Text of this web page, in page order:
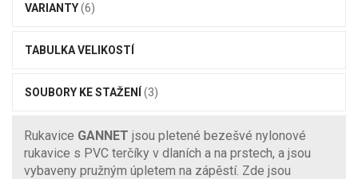
VARIANTY(6)
TABULKA VELIKOSTÍ
SOUBORY KE STAŽENÍ (3)
Rukavice GANNET jsou pletené bezešvé nylonové
rukavice s PVC terčíky v dlaních a na prstech, a jsou
vybaveny pružným úpletem na zápěstí. Zde jsou